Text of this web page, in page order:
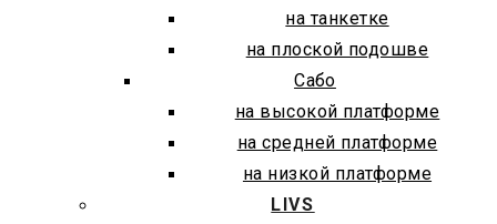
на танкетке
на плоской подошве
Сабо
на высокой платформе
на средней платформе
на низкой платформе
LIVS